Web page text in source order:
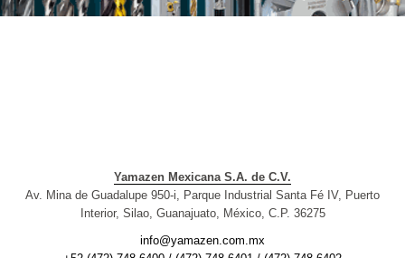
Yamazen Mexicana S.A. de C.V.
Av. Mina de Guadalupe 950-i, Parque Industrial Santa Fé IV, Puerto
Interior, Silao, Guanajuato, México, C.P. 36275
info@yamazen.com.mx